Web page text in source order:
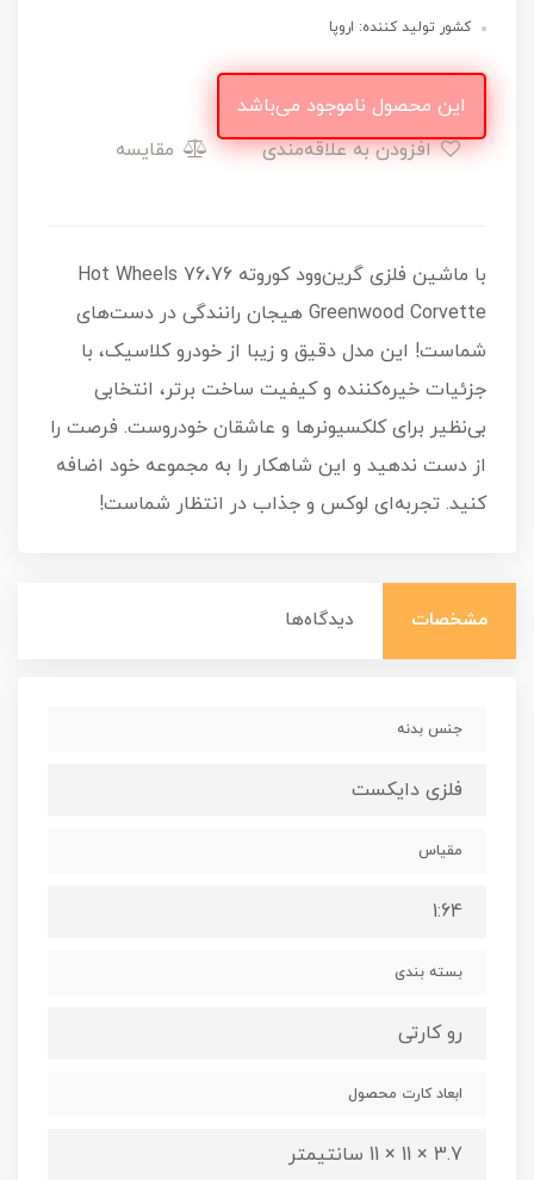
کشور تولید کننده: اروپا
این محصول ناموجود می‌باشد
افزودن به علاقه‌مندی
مقایسه
با ماشین فلزی گرین‌وود کوروته 76،Hot Wheels 76
Greenwood Corvette هیجان رانندگی در دست‌های
شماست! این مدل دقیق و زیبا از خودرو کلاسیک، با
جزئیات خیره‌کننده و کیفیت ساخت برتر، انتخابی
بی‌نظیر برای کلکسیونرها و عاشقان خودروست. فرصت را
از دست ندهید و این شاهکار را به مجموعه خود اضافه
کنید. تجربه‌ای لوکس و جذاب در انتظار شماست!
مشخصات دیدگاه‌ها
جنس بدنه
فلزی دایکست
مقیاس
1:64
بسته بندی
رو کارتی
ابعاد کارت محصول
3.7 × 11 × 11 سانتیمتر